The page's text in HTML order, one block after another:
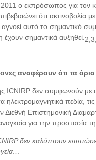
ο εκπρόσωπος για τον
ότι
αυτό το σημαντικό
έχουν σημαντικά αυξηθεί.
αναφέρουν ότι τα
ICNIRP δεν συμφωνούν με
πεδία,
Διεθνή Επιστημονική
για την προστασία
δεν καλύπτουν